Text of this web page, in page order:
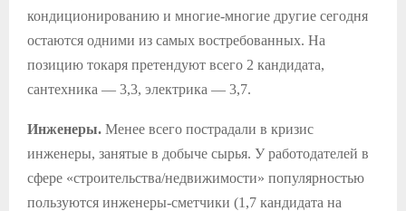
кондиционированию и многие-многие другие сегодня
остаются одними из самых востребованных. На
позицию токаря претендуют всего 2 кандидата,
сантехника — 3,3, электрика — 3,7.
Инженеры. Менее всего пострадали в кризис
инженеры, занятые в добыче сырья. У работодателей в
сфере «строительства/недвижимости» популярностью
пользуются инженеры-сметчики (1,7 кандидата на